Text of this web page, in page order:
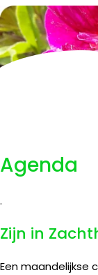
Agenda
.
Zijn in
Een maandelijkse